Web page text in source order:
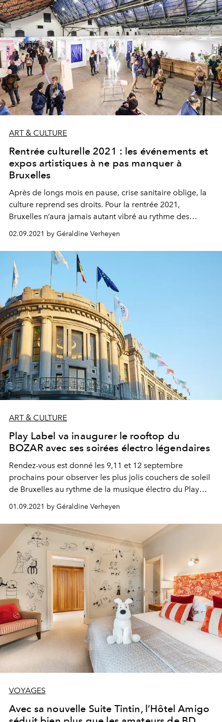
ART & CULTURE
Rentrée culturelle 2021 : les événements et
expos artistiques à ne pas manquer à
Bruxelles
Après de longs mois en pause, crise sanitaire oblige, la
culture reprend ses droits. Pour la rentrée 2021,
Bruxelles n’aura jamais autant vibré au rythme des
incontournables à la rentrée. Voici les "must-see" à ne
pas manquer.
02.09.2021 by Géraldine Verheyen
ART & CULTURE
Play Label va inaugurer le rooftop du
BOZAR avec ses soirées électro légendaires
Rendez-vous est donné les 9,11 et 12 septembre
prochains pour observer les plus jolis couchers de soleil
de Bruxelles au rythme de la musique électro du Play
plus iconiques de Bruxelles.
01.09.2021 by Géraldine Verheyen
VOYAGES
Avec sa nouvelle Suite Tintin, l’Hôtel Amigo